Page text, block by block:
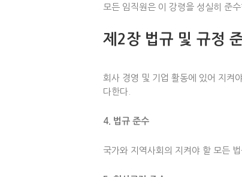
모든 임직원은 이 강령을 성실히 준수
제2장 법규 및 규정
회사 경영 및 기업 활동에 있어 지켜
다한다.
4. 법규 준수
국가와 지역사회의 지켜야 할 모든